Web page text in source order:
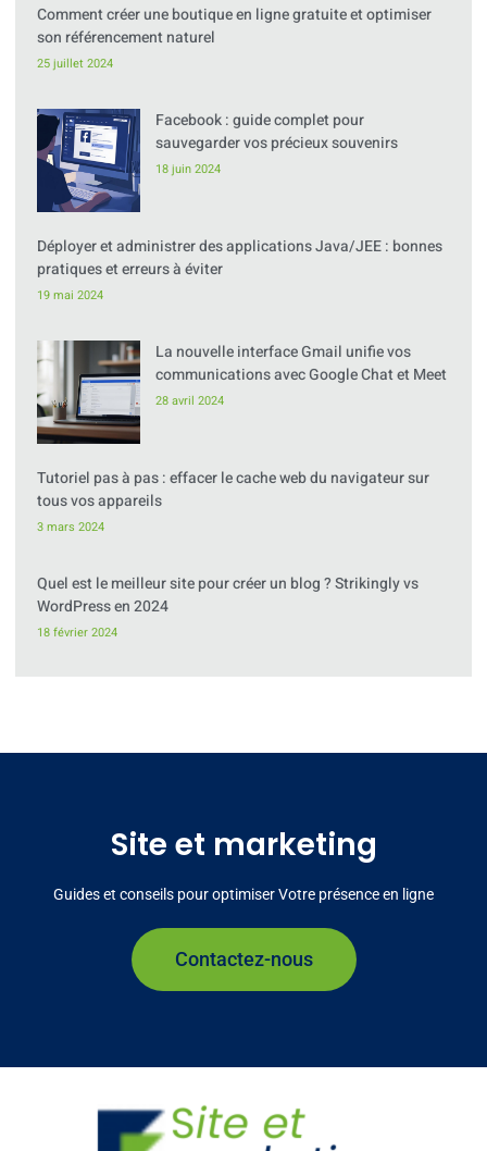
Comment créer une boutique en ligne gratuite et optimiser
son référencement naturel
25 juillet 2024
Facebook : guide complet pour
sauvegarder vos précieux souvenirs
18 juin 2024
Déployer et administrer des applications Java/JEE : bonnes
pratiques et erreurs à éviter
19 mai 2024
La nouvelle interface Gmail unifie vos
communications avec Google Chat et Meet
28 avril 2024
Tutoriel pas à pas : effacer le cache web du navigateur sur
tous vos appareils
3 mars 2024
Quel est le meilleur site pour créer un blog ? Strikingly vs
WordPress en 2024
18 février 2024
Site et marketing
Guides et conseils pour optimiser Votre présence en ligne
Contactez-nous